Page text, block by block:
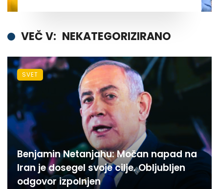
VEČ V: NEKATEGORIZIRANO
Benjamin Netanjahu: Močan napad na
Iran je dosegel svoje cilje. Obljubljen
odgovor izpolnjen
SVET